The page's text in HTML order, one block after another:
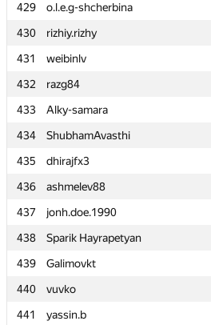
429
o.l.e.g-shcherbina
430
rizhiy.rizhy
431
weibinlv
432
razg84
433
Alky-samara
434
ShubhamAvasthi
435
dhirajfx3
436
ashmelev88
437
jonh.doe.1990
438
Sparik Hayrapetyan
439
Galimovkt
440
vuvko
441
yassin.b
429
o.l.e.g-shcherbina
430
rizhiy.rizhy
431
weibinlv
432
razg84
433
Alky-samara
434
ShubhamAvasthi
435
dhirajfx3
436
ashmelev88
437
jonh.doe.1990
438
Sparik Hayrapetyan
439
Galimovkt
440
vuvko
441
yassin.b